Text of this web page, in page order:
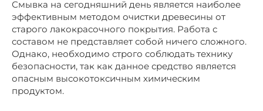
Смывка на сегодняшний день является наиболее
эффективным методом очистки древесины от
старого лакокрасочного покрытия. Работа с
составом не представляет собой ничего сложного.
Однако, необходимо строго соблюдать технику
безопасности, так как данное средство является
опасным высокотоксичным химическим
продуктом.